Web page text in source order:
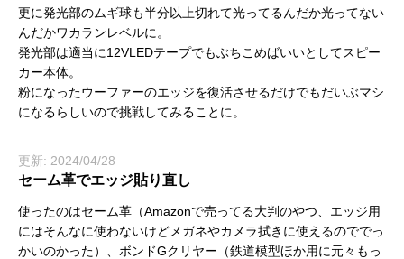
更に発光部のムギ球も半分以上切れて光ってるんだか光ってない
んだかワカランレベルに。
発光部は適当に12VLEDテープでもぶちこめばいいとしてスピー
カー本体。
粉になったウーファーのエッジを復活させるだけでもだいぶマシ
になるらしいので挑戦してみることに。
更新: 2024/04/28
セーム革でエッジ貼り直し
使ったのはセーム革（Amazonで売ってる大判のやつ、エッジ用
にはそんなに使わないけどメガネやカメラ拭きに使えるのででっ
かいのかった）、ボンドGクリヤー（鉄道模型ほか用に元々もっ